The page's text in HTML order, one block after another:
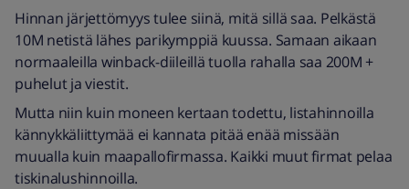
Hinnan järjettömyys tulee siinä, mitä sillä saa. Pelkästä
10M netistä lähes parikymppiä kuussa. Samaan aikaan
normaaleilla winback-diileillä tuolla rahalla saa 200M +
puhelut ja viestit.
Mutta niin kuin moneen kertaan todettu, listahinnoilla
kännykkäliittymää ei kannata pitää enää missään
muualla kuin maapallofirmassa. Kaikki muut firmat pelaa
tiskinalushinnoilla.